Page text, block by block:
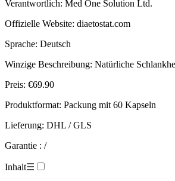
Verantwortlich: Med One Solution Ltd.
Offizielle Website: diaetostat.com
Sprache: Deutsch
Winzige Beschreibung: Natürliche
Preis: €69.90
Produktformat: Packung mit 60 Kapseln
Lieferung: DHL / GLS
Garantie : /
Inhalt☰